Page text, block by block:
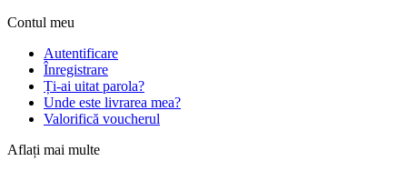
Contul meu
Autentificare
Înregistrare
Ți-ai uitat parola?
Unde este livrarea mea?
Valorifică voucherul
Aflați mai multe